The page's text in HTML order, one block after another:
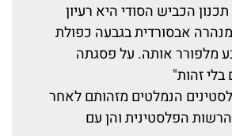
הכביש הסודי היא רעיון
אבסורדית בגבעה כפולת
מלפורר אותה. על פסגתה
זהות"
הנמלטים מזהותם לאחר
הפלסטינית והן עם